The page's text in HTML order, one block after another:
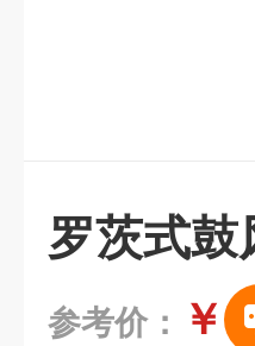
罗茨式鼓
参考价： ￥